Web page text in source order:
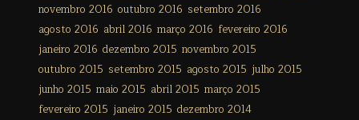
novembro 2016 outubro 2016 setembro 2016
agosto 2016 abril 2016 março 2016 fevereiro 2016
janeiro 2016 dezembro 2015 novembro 2015
outubro 2015 setembro 2015 agosto 2015 julho 2015
junho 2015 maio 2015 abril 2015 março 2015
fevereiro 2015 janeiro 2015 dezembro 2014